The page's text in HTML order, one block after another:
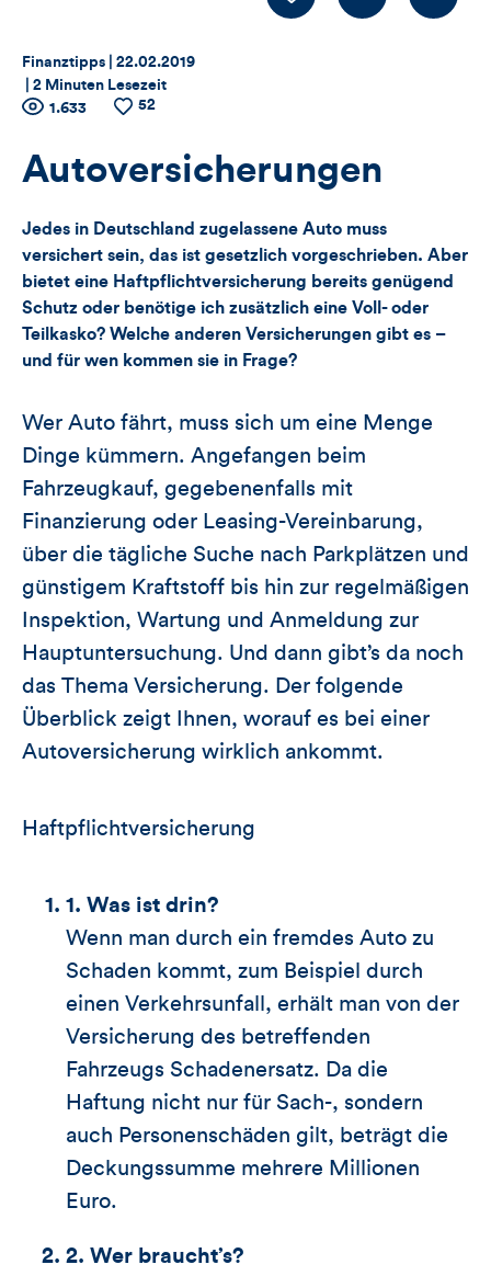
Thema:
Finanztipps | Datum:
22.02.2019
2 Minuten Lesezeit
Zähler
für
Likes
und
Kommentare
Artikels
Anzahl
Views
1.633
Anzahl
52
Autoversicherungen
Jedes in Deutschland zugelassene Auto muss
versichert sein, das ist gesetzlich vorgeschrieben. Aber
bietet eine Haftpflichtversicherung bereits genügend
Schutz oder benötige ich zusätzlich eine Voll- oder
Teilkasko? Welche anderen Versicherungen gibt es –
und für wen kommen sie in Frage?
Wer Auto fährt, muss sich um eine Menge
Dinge kümmern. Angefangen beim
Fahrzeugkauf, gegebenenfalls mit
Finanzierung oder Leasing-Vereinbarung,
über die tägliche Suche nach Parkplätzen und
günstigem Kraftstoff bis hin zur regelmäßigen
Inspektion, Wartung und Anmeldung zur
Hauptuntersuchung. Und dann gibt’s da noch
das Thema Versicherung. Der folgende
Überblick zeigt Ihnen, worauf es bei einer
Autoversicherung wirklich ankommt.
Haftpflichtversicherung
1. Was ist drin?
Wenn man durch ein fremdes Auto zu
Schaden kommt, zum Beispiel durch
einen Verkehrsunfall, erhält man von der
Versicherung des betreffenden
Fahrzeugs Schadenersatz. Da die
Haftung nicht nur für Sach-, sondern
auch Personenschäden gilt, beträgt die
Deckungssumme mehrere Millionen
Euro.
2. Wer braucht’s?